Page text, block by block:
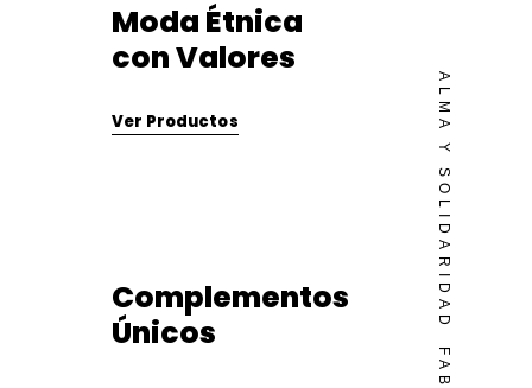
ALMA Y SOLIDARIDAD
Moda Étnica
con Valores
Ver Productos
Complementos
Únicos